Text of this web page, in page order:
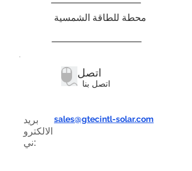
محطة للطاقة الشمسية
اتصل
اتصل بنا
بريد
الالكترو
ني:
sales@gtecintl-solar.com